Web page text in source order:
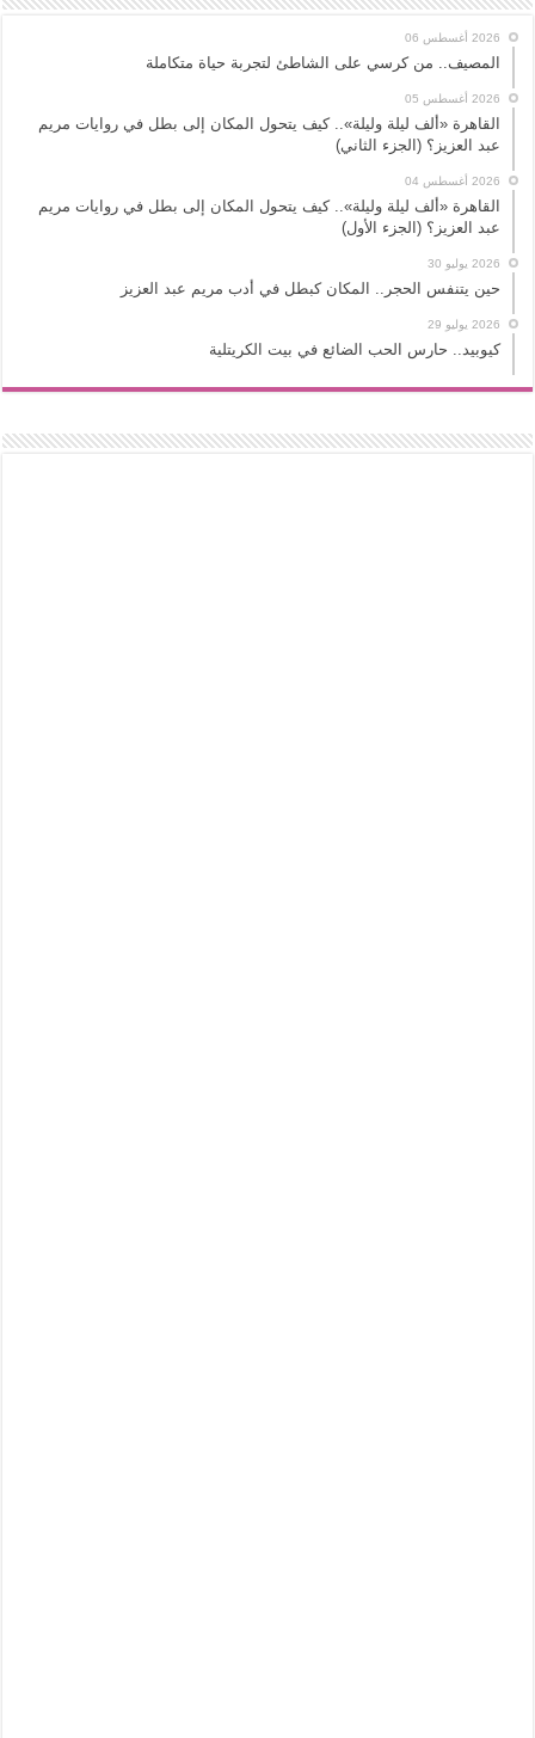
2026 أغسطس 06
المصيف.. من كرسي على الشاطئ لتجربة حياة متكاملة
2026 أغسطس 05
القاهرة «ألف ليلة وليلة».. كيف يتحول المكان إلى بطل في روايات مريم
عبد العزيز؟ (الجزء الثاني)
2026 أغسطس 04
القاهرة «ألف ليلة وليلة».. كيف يتحول المكان إلى بطل في روايات مريم
عبد العزيز؟ (الجزء الأول)
2026 يوليو 30
حين يتنفس الحجر.. المكان كبطل في أدب مريم عبد العزيز
2026 يوليو 29
كيوبيد.. حارس الحب الضائع في بيت الكريتلية